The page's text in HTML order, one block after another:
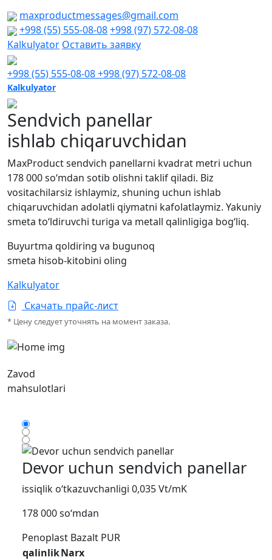
maxproductmessages@gmail.com
+998 (55) 555-08-08+998 (97) 572-08-08
Kalkulyator Оставить заявку
+998 (55) 555-08-08+998 (97) 572-08-08
Kalkulyator
Sendvich panellar
ishlab chiqaruvchidan
MaxProduct sendvich panellarni kvadrat metri uchun
178 000 so‘mdan sotib olishni taklif qiladi. Biz
vositachilarsiz ishlaymiz, shuning uchun ishlab
chiqaruvchidan adolatli qiymatni kafolatlaymiz. Yakuniy
smeta to‘ldiruvchi turiga va metall qalinligiga bog‘liq.
Buyurtma qoldiring va bugunoq
smeta hisob-kitobini oling
Kalkulyator
Скачать прайс-лист
* Цену следует уточнять на момент заказа.
Zavod
mahsulotlari
Devor uchun sendvich panellar
issiqlik o‘tkazuvchanligi 0,035 Vt/mK
178 000 so‘mdan
Penoplast Bazalt PUR
qalinlikNarx